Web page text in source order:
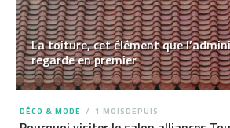
La toiture, cet élément que
regarde en premier
DÉCO & MODE 1 MOISDEPUIS